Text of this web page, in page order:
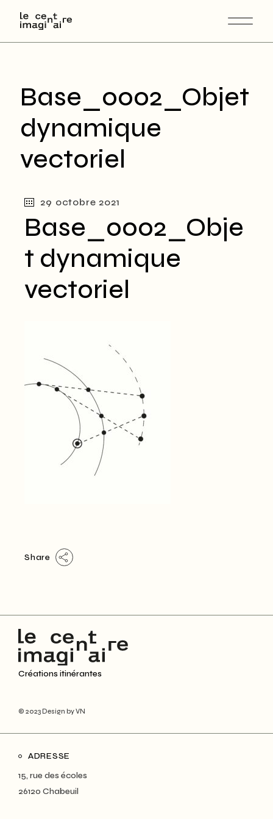
Base_0002_Objet
dynamique
vectoriel
29 octobre 2021
Base_0002_Obje
t dynamique
vectoriel
Share
Créations itinérantes
© 2023Design by VN
ADRESSE
15, rue des écoles
26120 Chabeuil